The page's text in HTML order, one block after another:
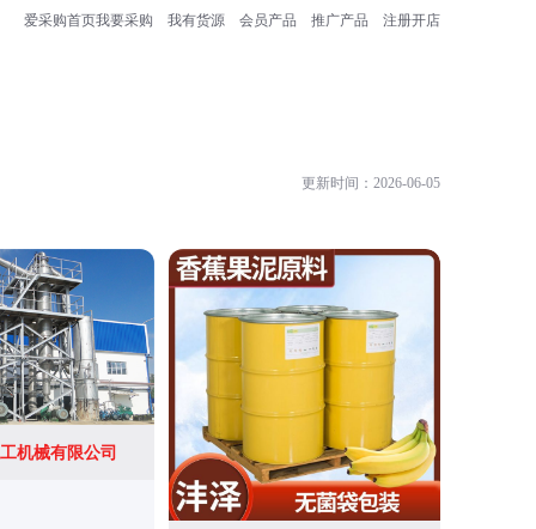
爱采购首页我要采购 我有货源 会员产品 推广产品 注册开店
更新时间：2026-06-05
机械有限公司